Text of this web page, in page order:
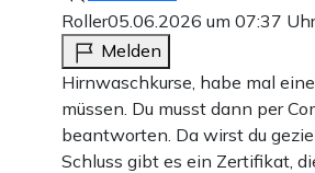
Roller05.06.2026 um 07:37
Melden
Hirnwaschkurse, habe mal
müssen. Du musst dann per
beantworten. Da wirst du
Schluss gibt es ein Zertifikat,